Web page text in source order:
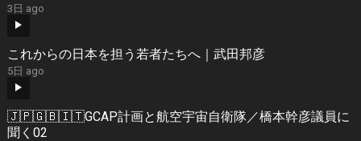
3日 ago
これからの日本を担う若者たちへ｜武田邦彦
5日 ago
🇯🇵🇬🇧🇮🇹GCAP計画と航空宇宙自衛隊／橋本幹彦議員に
聞く02